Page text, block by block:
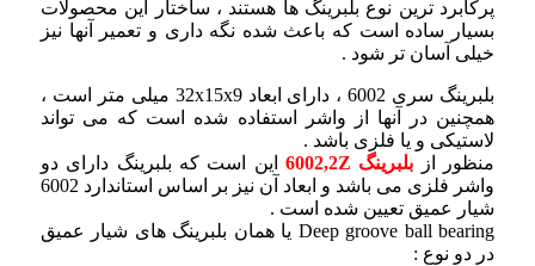
پرکابرد ترین نوع بلبرینگ ها هستند ، ساختار این محصولات
بسیار ساده است که باعث شده نگه داری و تعمیر آنها نیز
خیلی آسان تر شود .
بلبرینگ سری 6002 ، دارای ابعاد 32x15x9 میلی متر است ،
همچنین در آنها از واشر استفاده شده است که می تواند
لاستیکی و یا فلزی باشد .
منظور از بلبرینگ 6002,2Z
این است که بلبرینگ دارای دو
واشر فلزی می باشد و ابعاد آن نیز بر اساس استاندارد 6002
شیار عمیق تعیین شده است .
Deep groove ball bearing یا همان بلبرینگ های شیار عمیق
در دو نوع :